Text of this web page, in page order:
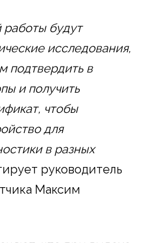
работы будут
исследования,
подтвердить в
и получить
чтобы
для
в разных
руководитель
Максим